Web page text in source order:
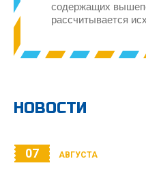
содержащих
рассчитывается
НОВОСТИ
07 АВГУСТА